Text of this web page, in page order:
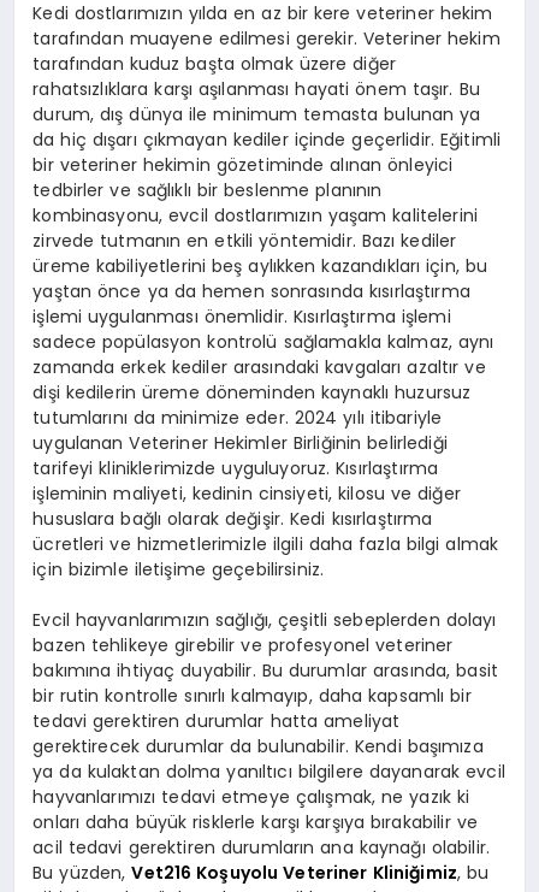
Kedi dostlarımızın yılda en az bir kere veteriner hekim
tarafından muayene edilmesi gerekir. Veteriner hekim
tarafından kuduz başta olmak üzere diğer
rahatsızlıklara karşı aşılanması hayati önem taşır. Bu
durum, dış dünya ile minimum temasta bulunan ya
da hiç dışarı çıkmayan kediler içinde geçerlidir. Eğitimli
bir veteriner hekimin gözetiminde alınan önleyici
tedbirler ve sağlıklı bir beslenme planının
kombinasyonu, evcil dostlarımızın yaşam kalitelerini
zirvede tutmanın en etkili yöntemidir. Bazı kediler
üreme kabiliyetlerini beş aylıkken kazandıkları için, bu
yaştan önce ya da hemen sonrasında kısırlaştırma
işlemi uygulanması önemlidir. Kısırlaştırma işlemi
sadece popülasyon kontrolü sağlamakla kalmaz, aynı
zamanda erkek kediler arasındaki kavgaları azaltır ve
dişi kedilerin üreme döneminden kaynaklı huzursuz
tutumlarını da minimize eder. 2024 yılı itibariyle
uygulanan Veteriner Hekimler Birliğinin belirlediği
tarifeyi kliniklerimizde uyguluyoruz. Kısırlaştırma
işleminin maliyeti, kedinin cinsiyeti, kilosu ve diğer
hususlara bağlı olarak değişir. Kedi kısırlaştırma
ücretleri ve hizmetlerimizle ilgili daha fazla bilgi almak
için bizimle iletişime geçebilirsiniz.
Evcil hayvanlarımızın sağlığı, çeşitli sebeplerden dolayı
bazen tehlikeye girebilir ve profesyonel veteriner
bakımına ihtiyaç duyabilir. Bu durumlar arasında, basit
bir rutin kontrolle sınırlı kalmayıp, daha kapsamlı bir
tedavi gerektiren durumlar hatta ameliyat
gerektirecek durumlar da bulunabilir. Kendi başımıza
ya da kulaktan dolma yanıltıcı bilgilere dayanarak evcil
hayvanlarımızı tedavi etmeye çalışmak, ne yazık ki
onları daha büyük risklerle karşı karşıya bırakabilir ve
acil tedavi gerektiren durumların ana kaynağı olabilir.
Bu yüzden,Vet216 Koşuyolu Veteriner Kliniğimiz, bu